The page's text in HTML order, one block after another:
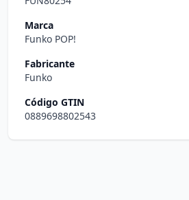
Marca
Funko POP!
Fabricante
Funko
Código GTIN
0889698802543